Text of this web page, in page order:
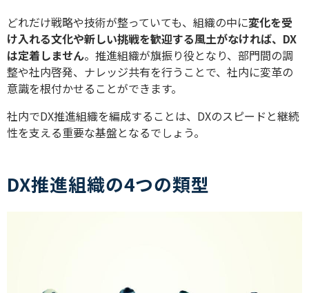
どれだけ戦略や技術が整っていても、組織の中に変化を受
け入れる文化や新しい挑戦を歓迎する風土がなければ、DX
は定着しません。推進組織が旗振り役となり、部門間の調
整や社内啓発、ナレッジ共有を行うことで、社内に変革の
意識を根付かせることができます。
社内でDX推進組織を編成することは、DXのスピードと継続
性を支える重要な基盤となるでしょう。
DX推進組織の4つの類型